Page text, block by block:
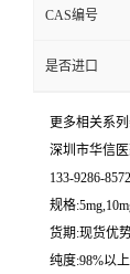
CAS编号
是否进口
更多相关系
深圳市华信
133-9286-
规格
货期:现货优
纯度:98%以上